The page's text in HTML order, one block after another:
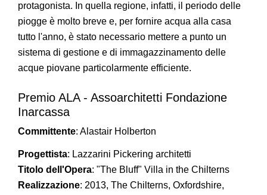
protagonista. In quella regione, infatti, il periodo delle
piogge è molto breve e, per fornire acqua alla casa
tutto l'anno, è stato necessario mettere a punto un
sistema di gestione e di immagazzinamento delle
acque piovane particolarmente efficiente.
Premio ALA - Assoarchitetti Fondazione
Inarcassa
Committente: Alastair Holberton
Progettista: Lazzarini Pickering architetti
Titolo dell'Opera: "The Bluff" Villa in the Chilterns
Realizzazione: 2013, The Chilterns, Oxfordshire,